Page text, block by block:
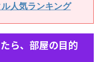
人気ランキング
ら、部屋の目的